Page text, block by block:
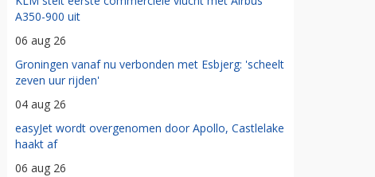
A350-900 uit
06 aug 26
Groningen vanaf nu verbonden met Esbjerg: 'scheelt
zeven uur rijden'
04 aug 26
easyJet wordt overgenomen door Apollo, Castlelake
haakt af
06 aug 26